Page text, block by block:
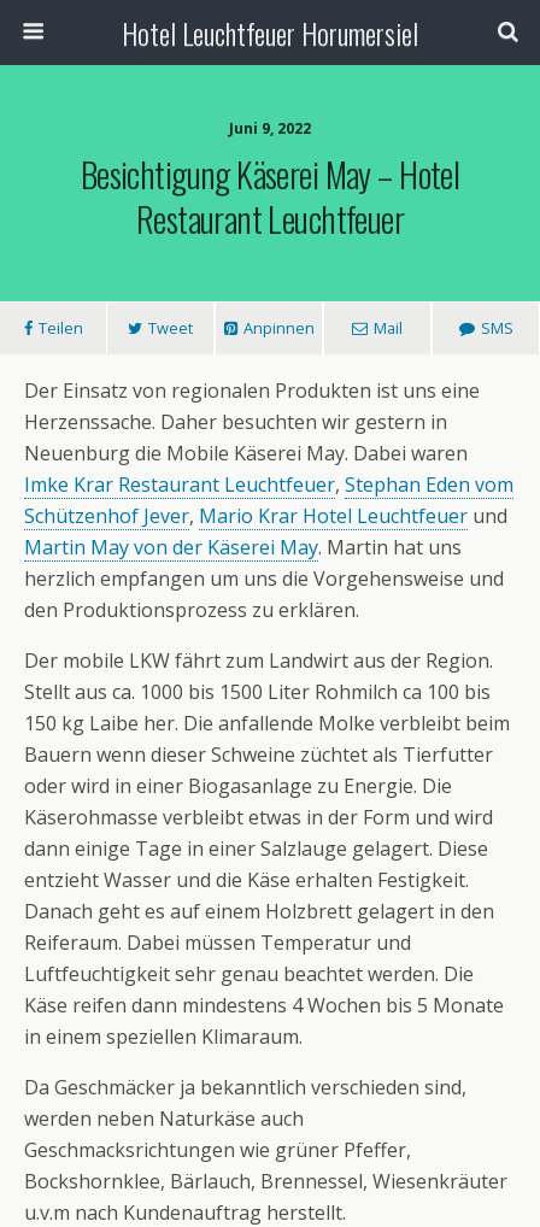
Hotel Leuchtfeuer Horumersiel
Juni 9, 2022
Besichtigung Käserei May – Hotel
Restaurant Leuchtfeuer
Teilen Tweet Anpinnen Mail SMS
Der Einsatz von regionalen Produkten ist uns eine
Herzenssache. Daher besuchten wir gestern in
Neuenburg die Mobile Käserei May. Dabei waren
Imke Krar Restaurant Leuchtfeuer, Stephan Eden vom
Schützenhof Jever, Mario Krar Hotel Leuchtfeuer und
Martin May von der Käserei May. Martin hat uns
herzlich empfangen um uns die Vorgehensweise und
den Produktionsprozess zu erklären.
Der mobile LKW fährt zum Landwirt aus der Region.
Stellt aus ca. 1000 bis 1500 Liter Rohmilch ca 100 bis
150 kg Laibe her. Die anfallende Molke verbleibt beim
Bauern wenn dieser Schweine züchtet als Tierfutter
oder wird in einer Biogasanlage zu Energie. Die
Käserohmasse verbleibt etwas in der Form und wird
dann einige Tage in einer Salzlauge gelagert. Diese
entzieht Wasser und die Käse erhalten Festigkeit.
Danach geht es auf einem Holzbrett gelagert in den
Reiferaum. Dabei müssen Temperatur und
Luftfeuchtigkeit sehr genau beachtet werden. Die
Käse reifen dann mindestens 4 Wochen bis 5 Monate
in einem speziellen Klimaraum.
Da Geschmäcker ja bekanntlich verschieden sind,
werden neben Naturkäse auch
Geschmacksrichtungen wie grüner Pfeffer,
Bockshornklee, Bärlauch, Brennessel, Wiesenkräuter
u.v.m nach Kundenauftrag herstellt.